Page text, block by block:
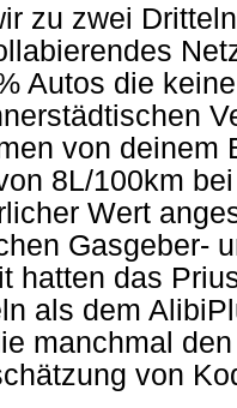
zu zwei
Autos die
von deinem
8L/100km
Wert
Gasgeber-
hatten das
als dem
manchmal
von